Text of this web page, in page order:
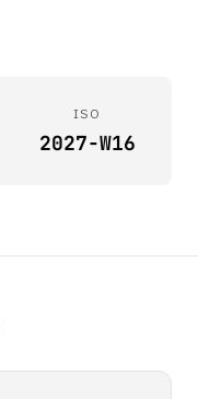
ISO
2027-W16